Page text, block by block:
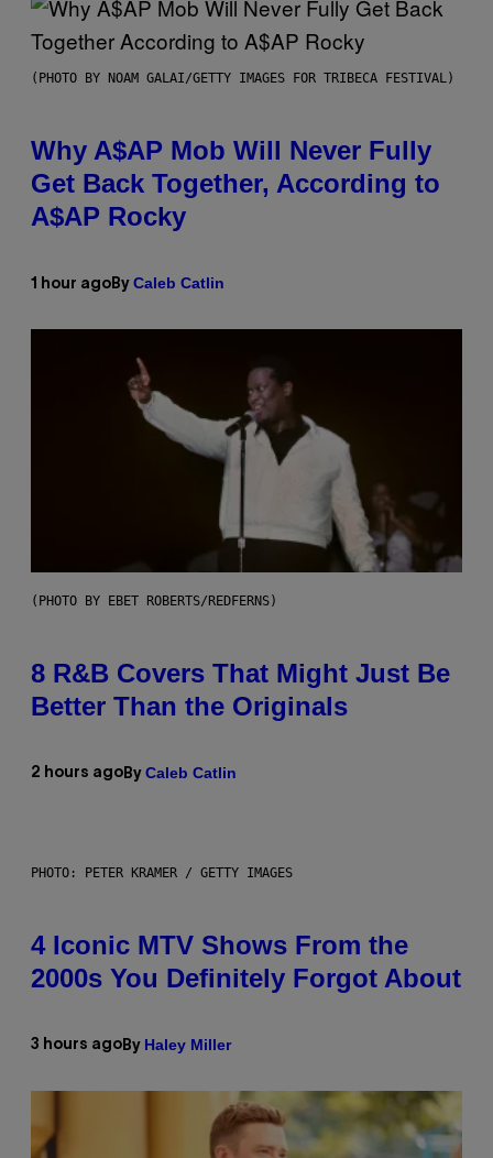
(PHOTO BY NOAM GALAI/GETTY IMAGES FOR TRIBECA FESTIVAL)
Why A$AP Mob Will Never Fully
Get Back Together, According to
A$AP Rocky
1 hour ago By Caleb Catlin
(PHOTO BY EBET ROBERTS/REDFERNS)
8 R&B Covers That Might Just Be
Better Than the Originals
2 hours ago By Caleb Catlin
PHOTO: PETER KRAMER / GETTY IMAGES
4 Iconic MTV Shows From the
2000s You Definitely Forgot About
3 hours ago By Haley Miller